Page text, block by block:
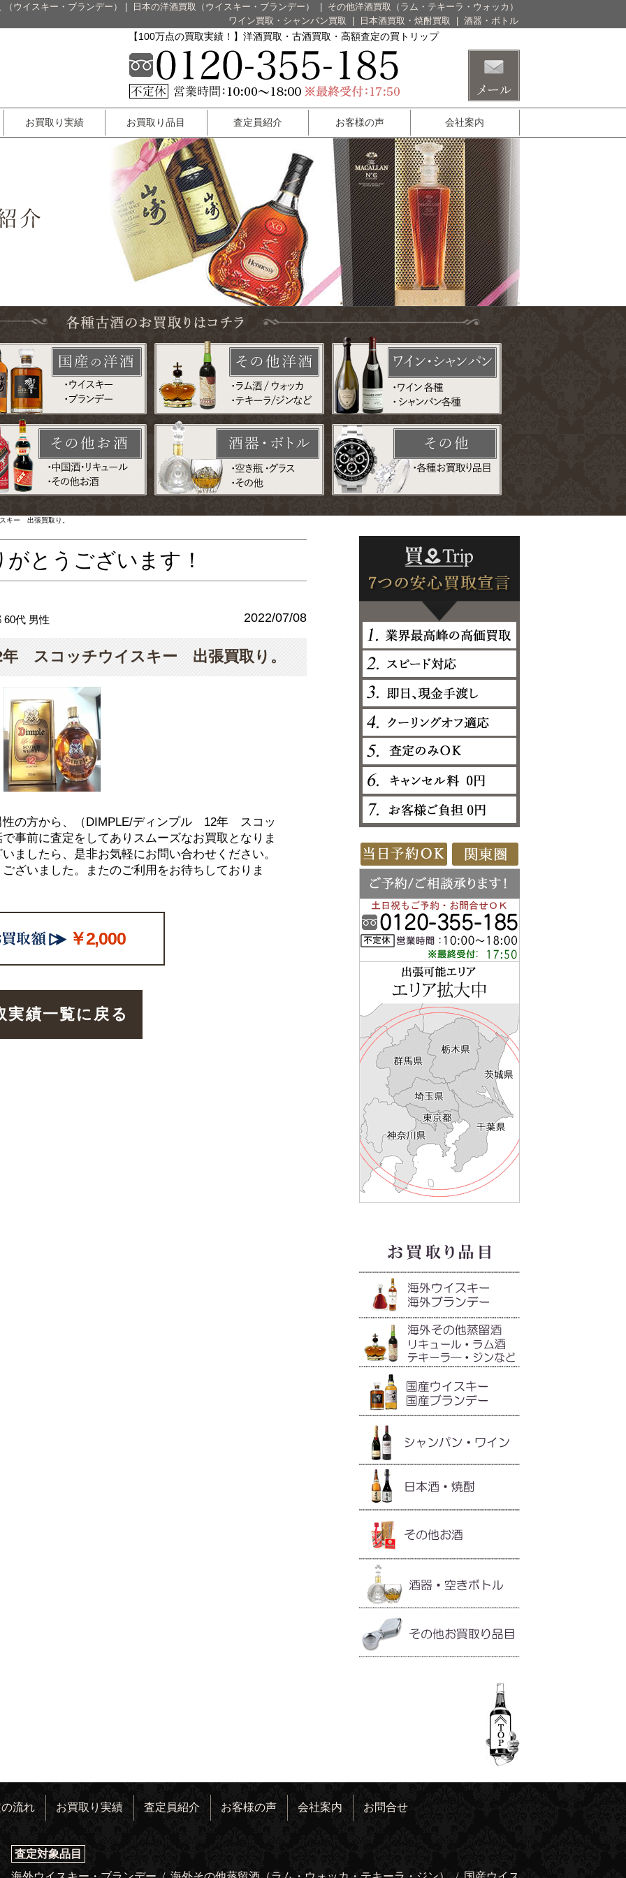
ウイスキー・ブランデー） 日本の洋酒買取（ウイスキー・ブランデー）
その他洋酒買取（ラム・テキーラ・ウォッカ）
ワイン買取・シャンパン買取
日本酒買取・焼酎買取 酒器・ボトル
【100万点の買取実績！】洋酒買取・古酒買取・高額査定の買トリップ
お買取り実績 お買取り品目 査定員紹介 お客様の声 会社案内
キー 出張買取り。
とうございます！
60代 男性 2022/07/08
スコッチウイスキー 出張買取り。
性の方から、（DIMPLE/ディンプル 12年 スコッ
事前に査定をしてありスムーズなお買取となりま
ましたら、是非お気軽にお問い合わせください。
ざいました。またのご利用をお待ちしておりま
￥2,000
実績一覧に戻る
流れ お買取り実績 査定員紹介 お客様の声 会社案内 お問合せ
査定対象品目